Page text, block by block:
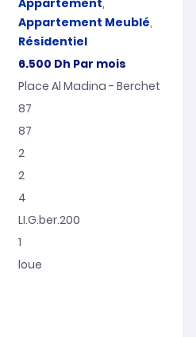
Appartement,
Appartement Meublé,
Résidentiel
6.500 Dh Par mois
Place Al Madina - Berchet
87
87
2
2
4
LI.G.ber.200
1
loue